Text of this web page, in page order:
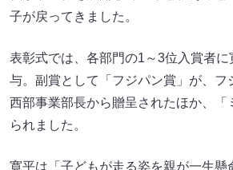
子が戻ってきました。
表彰式では、各部門の1～3位入賞者
与。副賞として「フジパン賞」が、フ
西部事業部長から贈呈されたほか、「
られました。
寛平は「子どもが走る姿を親が一生懸